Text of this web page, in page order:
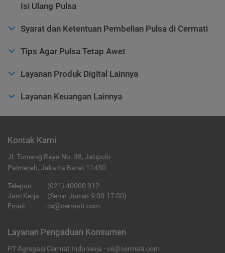
Isi Ulang Pulsa
Syarat dan Ketentuan Pembelian Pulsa di Cermati
Tips Agar Pulsa Tetap Awet
Layanan Produk Digital Lainnya
Layanan Keuangan Lainnya
Kontak Kami
Jl. Tomang Raya No. 38, Jatipulo
Palmerah, Jakarta Barat 11430
Telepon : (021) 40000 312
Jam Kerja
: (Senin-Jumat 9:00-17:00)
Email
: cs@cermati.com
Layanan Pengaduan Konsumen
PT Agregasi Cermat Indonesia - cs@cermati.com